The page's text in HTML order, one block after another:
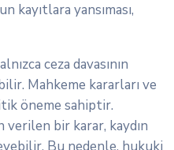
kayıtlara yansıması,
ceza davasının
Mahkeme kararları ve
öneme sahiptir.
verilen bir karar, kaydın